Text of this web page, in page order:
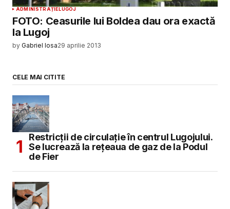
ADMINISTRAȚIELUGOJ
FOTO: Ceasurile lui Boldea dau ora exactă
la Lugoj
by Gabriel Iosa29 aprilie 2013
CELE MAI CITITE
Restricții de circulație în centrul Lugojului.
Se lucrează la rețeaua de gaz de la Podul
de Fier